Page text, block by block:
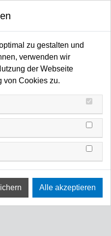
zu gestalten und
verwenden wir
der Webseite
von Cookies zu.